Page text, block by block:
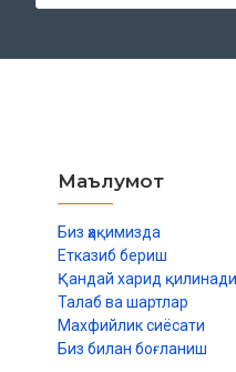
Маълумот
Биз ҳақимизда
Етказиб бериш
Қандай харид
Талаб ва шартлар
Махфийлик сиёсати
Биз билан боғланиш